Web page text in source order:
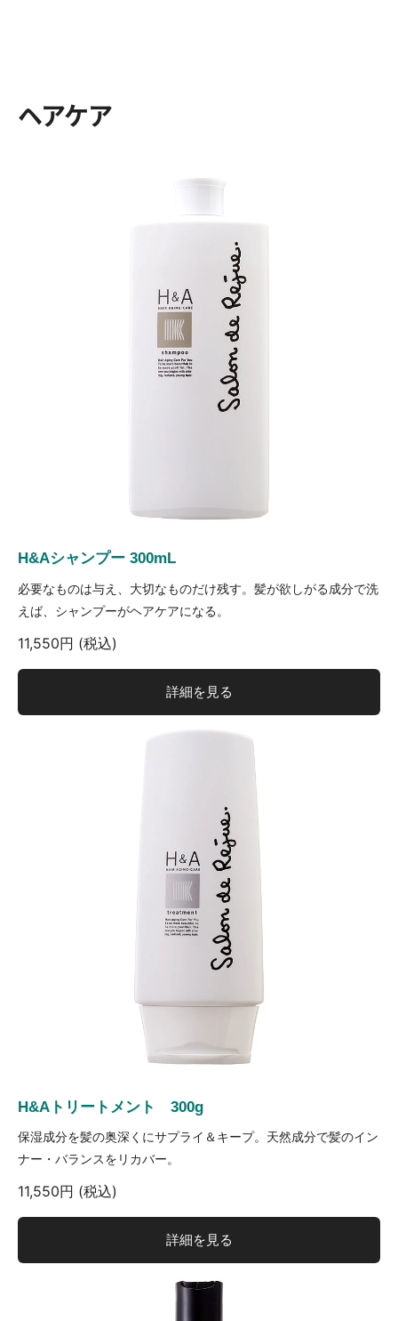
ヘアケア
H&Aシャンプー 300mL
必要なものは与え、大切なものだけ残す。髪が欲しがる成分で洗
えば、シャンプーがヘアケアになる。
11,550円 (税込)
詳細を見る
H&Aトリートメント 300g
保湿成分を髪の奥深くにサプライ＆キープ。天然成分で髪のイン
ナー・バランスをリカバー。
11,550円 (税込)
詳細を見る